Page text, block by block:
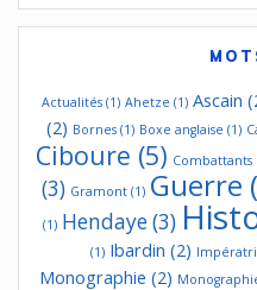
Actualités(1) Ahetze (1) Ascain
(2) Bornes (1) Boxe anglaise (1)
Ciboure (5) Combattants
(3) Gramont (1) Guerre
(1) Hendaye(3)
(1) Ibardin (2)
Monographie (2)